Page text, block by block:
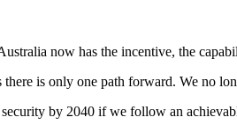
off foreign fuels.​​​​‌
global crises when it comes to securing our fuel supply.​​​​‌
and low carbon liquid fuels.​​​​‌